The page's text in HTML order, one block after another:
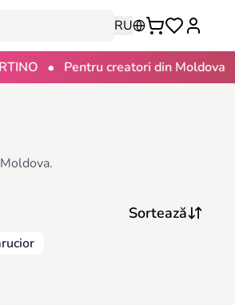
RU
• Pentru creatori din Moldova •